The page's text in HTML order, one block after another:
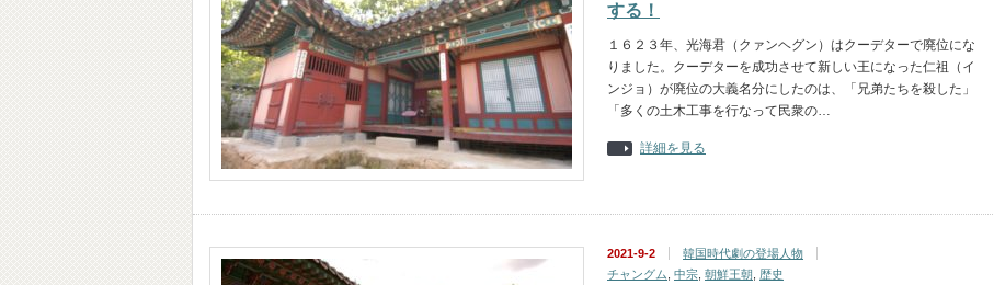
する！
１６２３年、光海君（クァンヘグン）はクーデターで廃位にな
りました。クーデターを成功させて新しい王になった仁祖（イ
ンジョ）が廃位の大義名分にしたのは、「兄弟たちを殺した」
「多くの土木工事を行なって民衆の…
詳細を見る
2021-9-2
韓国時代劇の登場人物
チャングム 中宗 朝鮮王朝 歴史